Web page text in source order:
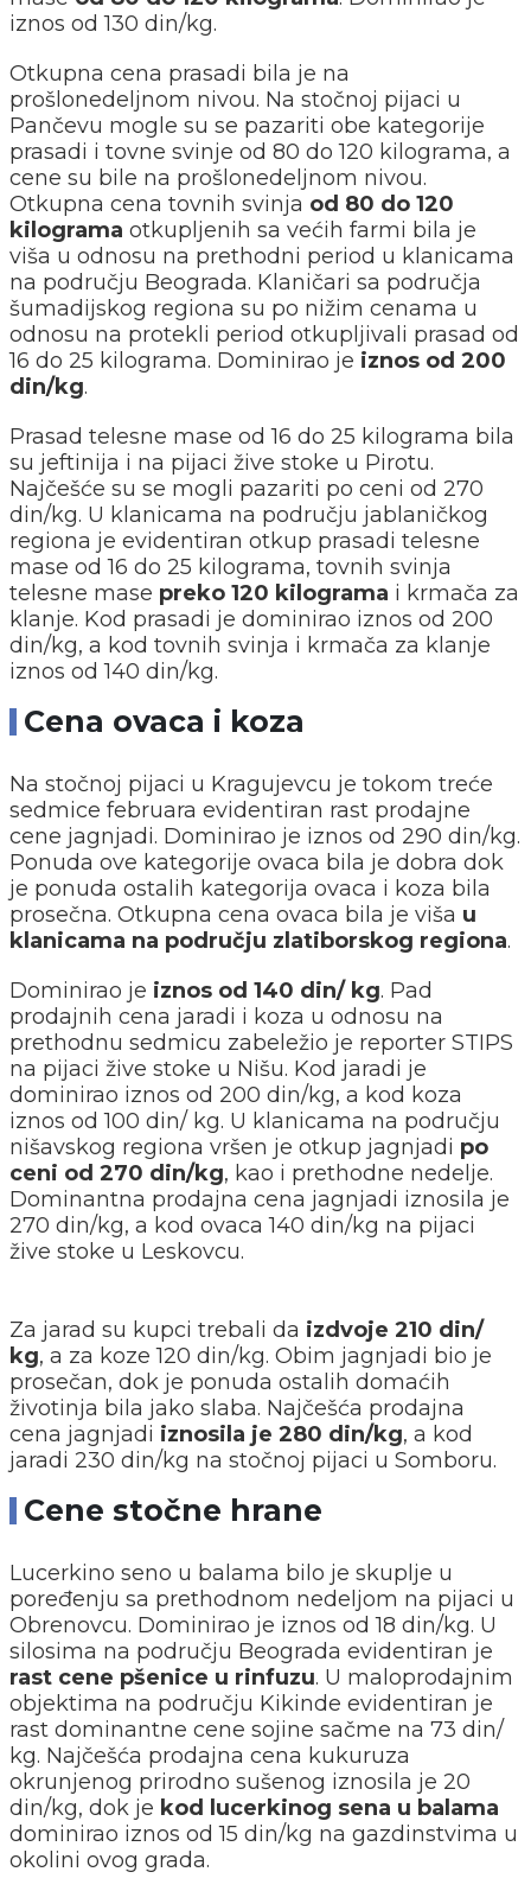
iznos od 130 din/kg.
Otkupna cena prasadi bila je na
prošlonedeljnom nivou. Na stočnoj pijaci u
Pančevu mogle su se pazariti obe kategorije
prasadi i tovne svinje od 80 do 120 kilograma, a
cene su bile na prošlonedeljnom nivou.
Otkupna cena tovnih svinja od 80 do 120
kilograma otkupljenih sa većih farmi bila je
viša u odnosu na prethodni period u klanicama
na području Beograda. Klaničari sa područja
šumadijskog regiona su po nižim cenama u
odnosu na protekli period otkupljivali prasad od
16 do 25 kilograma. Dominirao je iznos od 200
din/kg.
Prasad telesne mase od 16 do 25 kilograma bila
su jeftinija i na pijaci žive stoke u Pirotu.
Najčešće su se mogli pazariti po ceni od 270
din/kg. U klanicama na području jablaničkog
regiona je evidentiran otkup prasadi telesne
mase od 16 do 25 kilograma, tovnih svinja
telesne mase preko 120 kilograma i krmača za
klanje. Kod prasadi je dominirao iznos od 200
din/kg, a kod tovnih svinja i krmača za klanje
iznos od 140 din/kg.
Cena ovaca i koza
Na stočnoj pijaci u Kragujevcu je tokom treće
sedmice februara evidentiran rast prodajne
cene jagnjadi. Dominirao je iznos od 290 din/kg.
Ponuda ove kategorije ovaca bila je dobra dok
je ponuda ostalih kategorija ovaca i koza bila
prosečna. Otkupna cena ovaca bila je viša u
klanicama na području zlatiborskog regiona.
Dominirao je iznos od 140 din/ kg. Pad
prodajnih cena jaradi i koza u odnosu na
prethodnu sedmicu zabeležio je reporter STIPS
na pijaci žive stoke u Nišu. Kod jaradi je
dominirao iznos od 200 din/kg, a kod koza
iznos od 100 din/ kg. U klanicama na području
nišavskog regiona vršen je otkup jagnjadi po
ceni od 270 din/kg, kao i prethodne nedelje.
Dominantna prodajna cena jagnjadi iznosila je
270 din/kg, a kod ovaca 140 din/kg na pijaci
žive stoke u Leskovcu.
Za jarad su kupci trebali da izdvoje 210 din/
kg, a za koze 120 din/kg. Obim jagnjadi bio je
prosečan, dok je ponuda ostalih domaćih
životinja bila jako slaba. Najčešća prodajna
cena jagnjadi iznosila je 280 din/kg, a kod
jaradi 230 din/kg na stočnoj pijaci u Somboru.
Cene stočne hrane
Lucerkino seno u balama bilo je skuplje u
poređenju sa prethodnom nedeljom na pijaci u
Obrenovcu. Dominirao je iznos od 18 din/kg. U
silosima na području Beograda evidentiran je
rast cene pšenice u rinfuzu. U maloprodajnim
objektima na području Kikinde evidentiran je
rast dominantne cene sojine sačme na 73 din/
kg. Najčešća prodajna cena kukuruza
okrunjenog prirodno sušenog iznosila je 20
din/kg, dok je kod lucerkinog sena u balama
dominirao iznos od 15 din/kg na gazdinstvima u
okolini ovog grada.